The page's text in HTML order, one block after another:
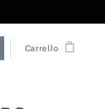
Carrello